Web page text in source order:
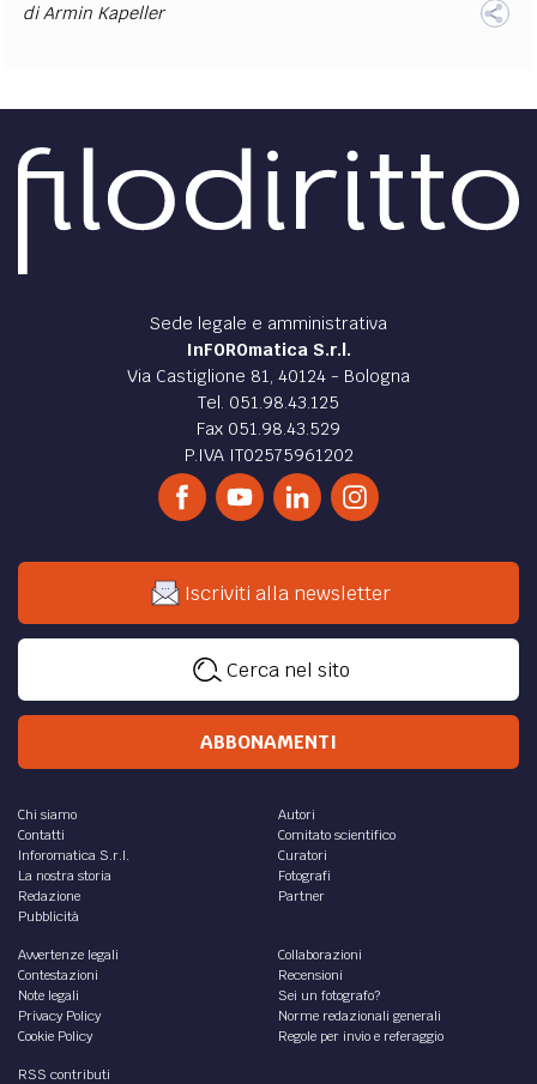
diArmin Kapeller
Sede legale e amministrativa
InFOROmatica S.r.l.
Via Castiglione 81, 40124 - Bologna
Tel. 051.98.43.125
Fax 051.98.43.529
P.IVA IT02575961202
Iscriviti alla newsletter
Cerca nel sito
ABBONAMENTI
Chi siamo
Contatti
Inforomatica S.r.l.
La nostra storia
Redazione
Pubblicità
Autori
Comitato scientifico
Curatori
Fotografi
Partner
Avvertenze legali
Contestazioni
Note legali
Privacy Policy
Cookie Policy
Collaborazioni
Recensioni
Sei un fotografo?
Norme redazionali generali
Regole per invio e referaggio
RSS contributi